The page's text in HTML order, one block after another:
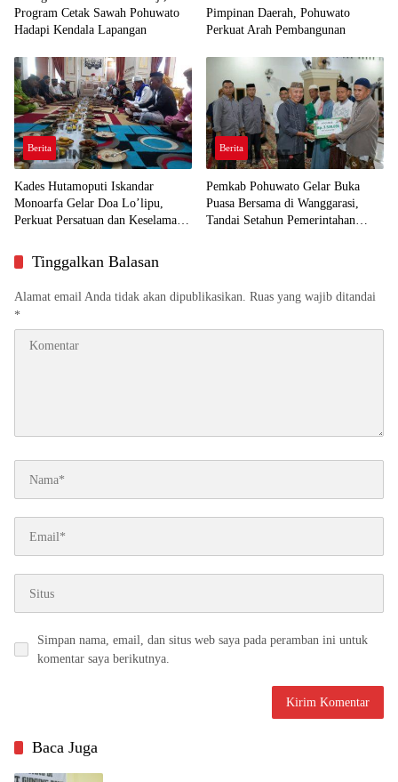
Program Cetak Sawah Pohuwato
Hadapi Kendala Lapangan
Pimpinan Daerah, Pohuwato
Perkuat Arah Pembangunan
Berita
Kades Hutamoputi Iskandar
Monoarfa Gelar Doa Lo’lipu,
Perkuat Persatuan dan Keselamatan
Berita
Pemkab Pohuwato Gelar Buka
Puasa Bersama di Wanggarasi,
Tandai Setahun Pemerintahan
Tinggalkan Balasan
Alamat email Anda tidak akan dipublikasikan. Ruas yang wajib ditandai
*
Simpan nama, email, dan situs web saya pada peramban ini untuk
komentar saya berikutnya.
Baca Juga